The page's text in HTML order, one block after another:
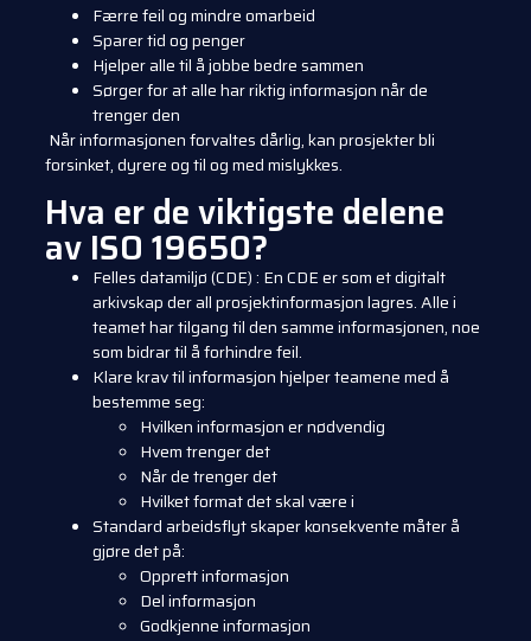
Færre feil og mindre omarbeid
Sparer tid og penger
Hjelper alle til å jobbe bedre sammen
Sørger for at alle har riktig informasjon når de
trenger den
Når informasjonen forvaltes dårlig, kan prosjekter bli
forsinket, dyrere og til og med mislykkes.
Hva er de viktigste delene
av ISO 19650?
Felles datamiljø (CDE): En CDE er som et digitalt
arkivskap der all prosjektinformasjon lagres. Alle i
teamet har tilgang til den samme informasjonen, noe
som bidrar til å forhindre feil.
Klare krav til informasjonhjelper teamene med å
bestemme seg:
Hvilken informasjon er nødvendig
Hvem trenger det
Når de trenger det
Hvilket format det skal være i
Standard arbeidsflytskaper konsekvente måter å
gjøre det på:
Opprett informasjon
Del informasjon
Godkjenne informasjon